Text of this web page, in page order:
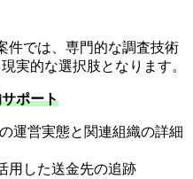
件では、専門的な調査技術
実的な選択肢となります。
ポート
運営実態と関連組織の詳細
用した送金先の追跡